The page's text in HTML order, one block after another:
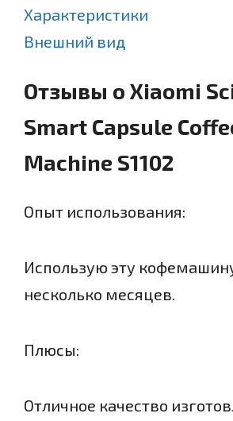
Характеристики
Внешний вид
Отзывы о Xiaomi
Smart Capsule
Machine S1102
Опыт использования:
Использую эту
несколько месяцев.
Плюсы:
Отличное качество